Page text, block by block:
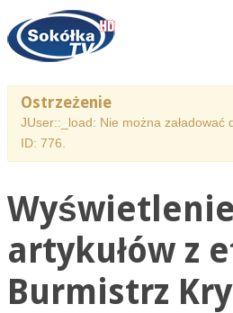
Ostrzeżenie
JUser::_load: Nie można załadować
ID: 776.
Wyświetlenie
artykułów z
Burmistrz